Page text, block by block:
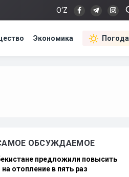
O‘Z
Экономика Погода
ОБСУЖДАЕМОЕ
предложили повысить
отопление в пять раз